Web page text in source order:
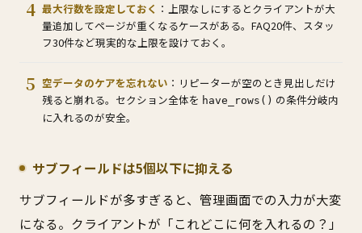
最大行数を設定しておく ：上限なしにするとクライアントが大
量追加してページが重くなるケースがある。FAQ20件、スタッ
フ30件など現実的な上限を設けておく。
空データのケアを忘れない ：リピーターが空のとき見出しだけ
残ると崩れる。セクション全体を have_rows() の条件分岐内
に入れるのが安全。
サブフィールドは5個以下に抑える
サブフィールドが多すぎると、管理画面での入力が大変
になる。クライアントが「これどこに何を入れるの？」